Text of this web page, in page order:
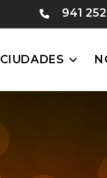
941
CIUDADES